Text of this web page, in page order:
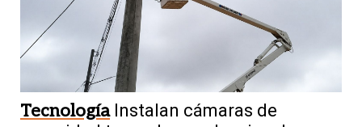
Tecnología Instalan cámaras de